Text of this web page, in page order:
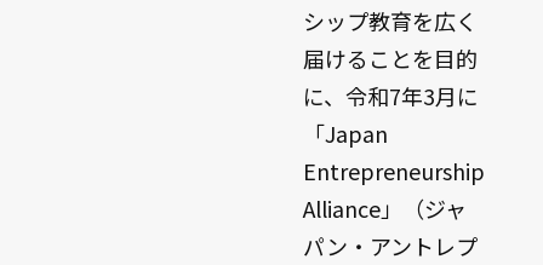
シップ教育を広く
届けることを目的
に、令和7年3月に
「Japan
Entrepreneurship
Alliance」（ジャ
パン・アントレプ